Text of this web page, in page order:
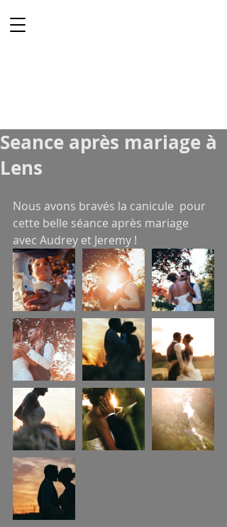
Seance après mariage à
Lens
Nous avons bravés la canicule  pour
cette belle séance après mariage
avec Audrey et Jeremy !